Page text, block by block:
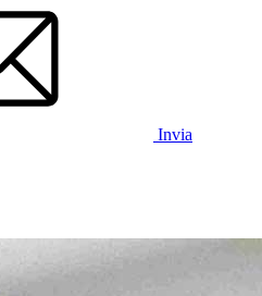
Invia